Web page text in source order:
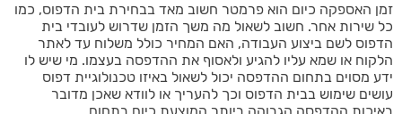
זמן האספקה כיום הוא פרמטר חשוב מאד בבחירת בית הדפוס, כמו
כל שירות אחר. חשוב לשאול מה משך הזמן שדרוש לעובדי בית
הדפוס לשם ביצוע העבודה, האם המחיר כולל משלוח עד לאתר
הלקוח או שמא עליו להגיע ולאסוף את ההדפסה בעצמו. מי שיש לו
ידע מסוים בתחום ההדפסה יכול לשאול באיזו טכנולוגיית דפוס
עושים שימוש בבית הדפוס וכך להעריך או לוודא שאכן מדובר